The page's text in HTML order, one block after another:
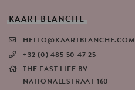
KAART BLANCHE
HELLO@KAARTBLANCHE.COM
+32 (0) 485 50 47 25
THE FAST LIFE BV
NATIONALESTRAAT 160